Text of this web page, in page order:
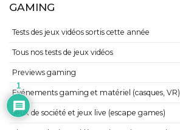
GAMING
Tests des jeux vidéos sortis cette année
Tous nos tests de jeux vidéos
Previews gaming
Evénements gaming et matériel (casques, VR)
Jeux de société et jeux live (escape games)
1